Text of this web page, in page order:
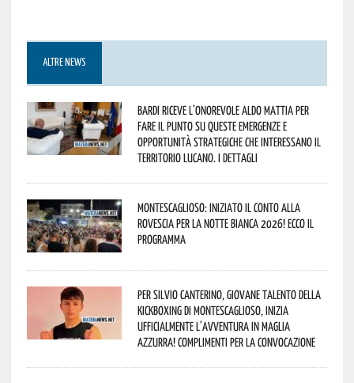
ALTRE NEWS
Bardi riceve l’onorevole Aldo Mattia per
fare il punto su queste emergenze e
opportunità strategiche che interessano il
territorio lucano. I dettagli
Montescaglioso: iniziato il conto alla
rovescia per la Notte Bianca 2026! Ecco il
programma
Per Silvio Canterino, giovane talento della
kickboxing di Montescaglioso, inizia
ufficialmente l’avventura in maglia
azzurra! Complimenti per la convocazione